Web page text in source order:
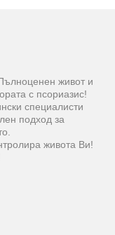
живот и
с псориазис!
специалисти
подход за
живота Ви!